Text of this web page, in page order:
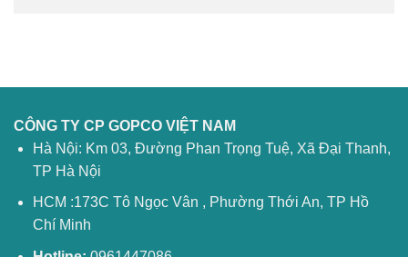
CÔNG TY CP GOPCO VIỆT NAM
Hà Nội: Km 03, Đường Phan Trọng Tuệ, Xã Đại Thanh,
TP Hà Nội
HCM :173C Tô Ngọc Vân , Phường Thới An, TP Hồ
Chí Minh